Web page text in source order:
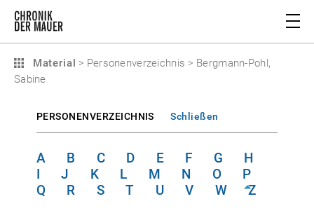
Material > Personenverzeichnis > Bergmann-Pohl,
Sabine
PERSONENVERZEICHNIS Schließen
A B C D E F G
H
I
J K L M N O
P
Q
R S T U V W Z